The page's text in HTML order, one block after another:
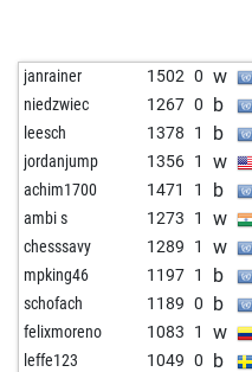
janrainer 1502 0 w
niedzwiec 1267 0 b
leesch 1378 1 b
jordanjump 1356 1 w
achim1700 1471 1 b
ambi s 1273 1 w
chesssavy 1289 1 w
mpking46 1197 1 b
schofach 1189 0 b
felixmoreno 1083 1 w
leffe123 1049 0 b